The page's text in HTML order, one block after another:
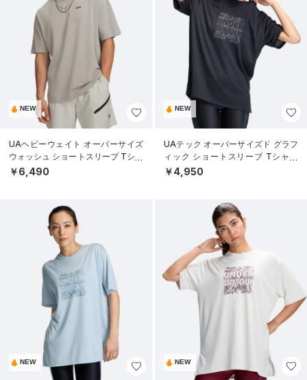
NEW
UAヘビーウェイト オーバーサイズ
ウォッシュ ショートスリーブ Tシャ
ツ（ライフスタイル/MEN）
￥6,490
NEW
UAテック オーバーサイズド グラフ
ィック ショートスリーブ Tシャツ
（トレーニング/WOMEN）
￥4,950
NEW NEW